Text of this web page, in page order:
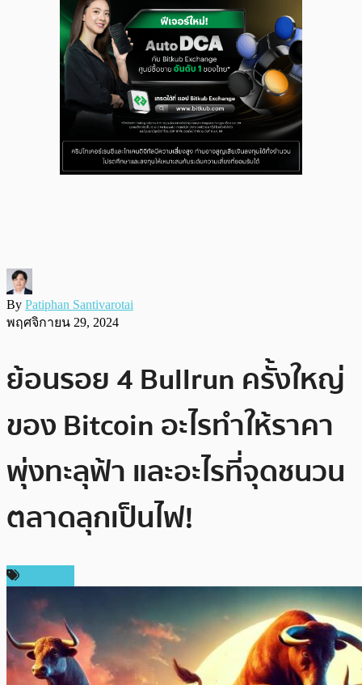
By Patiphan Santivarotai
พฤศจิกายน 29, 2024
ย้อนรอย 4 Bullrun ครั้งใหญ่
ของ Bitcoin อะไรทำให้ราคา
พุ่งทะลุฟ้า และอะไรที่จุดชนวน
ตลาดลุกเป็นไฟ!